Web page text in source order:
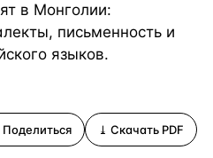
Турция · 2
Таиланд · 2
в Монголии:
письменность и
языков.
⤓ Скачать PDF